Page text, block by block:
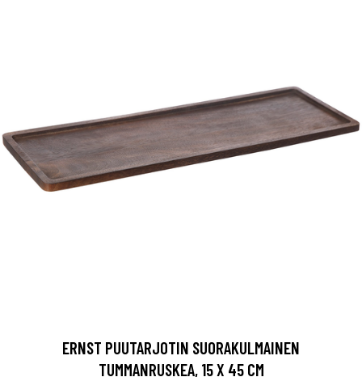
ERNST PUUTARJOTIN SUORAKULMAINEN
TUMMANRUSKEA, 15 X 45 CM